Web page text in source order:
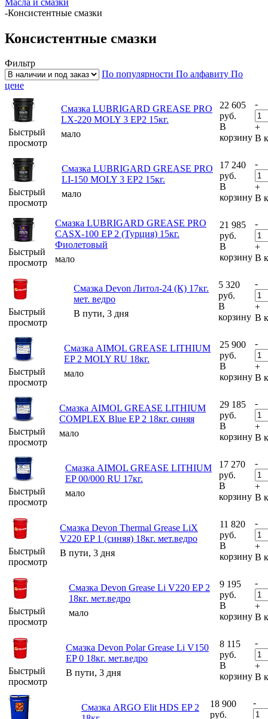
-Консистентные смазки
Консистентные смазки
Фильтр
По популярности По алфавиту По
цене
Быстрый
просмотр
Смазка LUBRIGARD GREASE PRO
LX-220 MOLY 3 EP2 15кг.
мало
22 605
руб.
В
корзину
-
+
В
Быстрый
просмотр
Смазка LUBRIGARD GREASE PRO
LI-150 MOLY 3 EP2 15кг.
мало
17 240
руб.
В
корзину
-
+
В
Быстрый
просмотр
Смазка LUBRIGARD GREASE PRO
CASX-100 EP 2 (Турция) 15кг.
Фиолетовый
мало
21 985
руб.
В
корзину
-
+
В
Быстрый
просмотр
Смазка Devon Литол-24 (К) 17кг.
мет. ведро
В пути, 3 дня
5 320
руб.
В
корзину
-
+
В
Быстрый
просмотр
Смазка AIMOL GREASE LITHIUM
EP 2 MOLY RU 18кг.
мало
25 900
руб.
В
корзину
-
+
В
Быстрый
просмотр
Смазка AIMOL GREASE LITHIUM
COMPLEX Blue EP 2 18кг. синяя
мало
29 185
руб.
В
корзину
-
+
В
Быстрый
просмотр
Смазка AIMOL GREASE LITHIUM
EP 00/000 RU 17кг.
мало
17 270
руб.
В
корзину
-
+
В
Быстрый
просмотр
Смазка Devon Thermal Grease LiX
V220 EP 1 (синяя) 18кг. мет.ведро
В пути, 3 дня
11 820
руб.
В
корзину
-
+
В
Быстрый
просмотр
Смазка Devon Grease Li V220 EP 2
18кг. мет.ведро
мало
9 195
руб.
В
корзину
-
+
В
Быстрый
просмотр
Смазка Devon Polar Grease Li V150
EP 0 18кг. мет.ведро
В пути, 3 дня
8 115
руб.
В
корзину
-
+
В
Смазка ARGO Elit HDS EP 2
18 900
руб.
-